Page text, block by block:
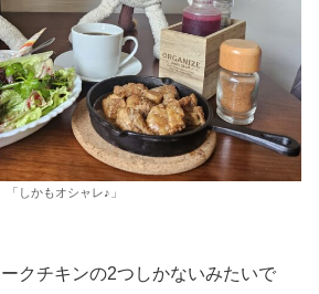
しかもオシャレ♪」
クチキンの2つしかないみたいで